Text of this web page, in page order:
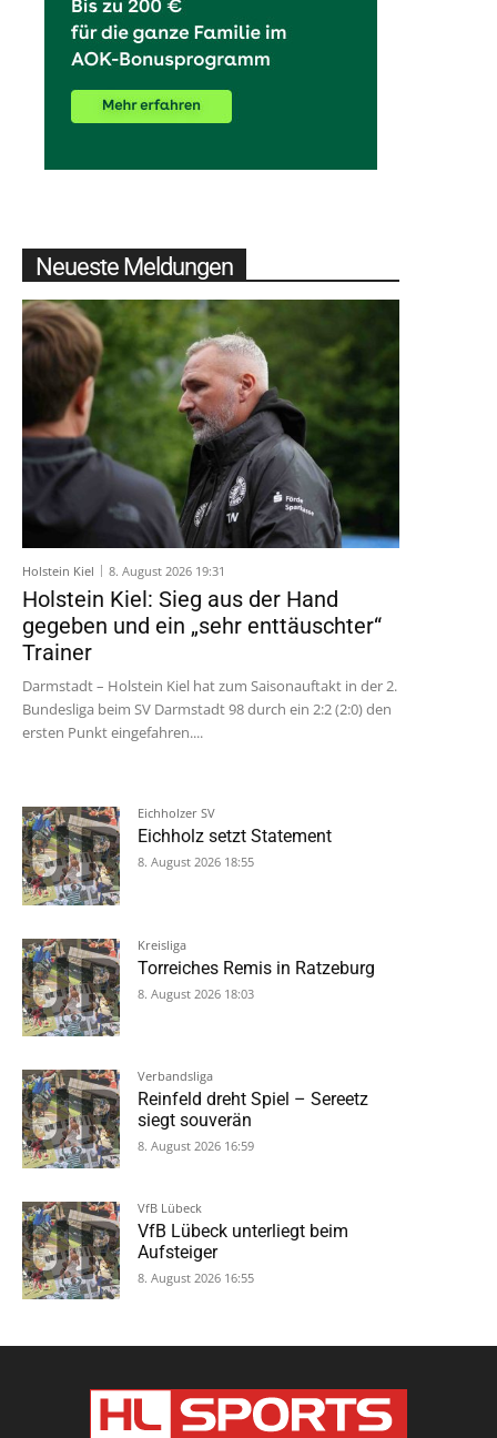
Neueste Meldungen
Holstein Kiel 8. August 2026 19:31
Holstein Kiel: Sieg aus der Hand
gegeben und ein „sehr enttäuschter“
Trainer
Darmstadt – Holstein Kiel hat zum Saisonauftakt in der 2.
Bundesliga beim SV Darmstadt 98 durch ein 2:2 (2:0) den
ersten Punkt eingefahren....
Eichholzer SV
Eichholz setzt Statement
8. August 2026 18:55
Kreisliga
Torreiches Remis in Ratzeburg
8. August 2026 18:03
Verbandsliga
Reinfeld dreht Spiel – Sereetz
siegt souverän
8. August 2026 16:59
VfB Lübeck
VfB Lübeck unterliegt beim
Aufsteiger
8. August 2026 16:55